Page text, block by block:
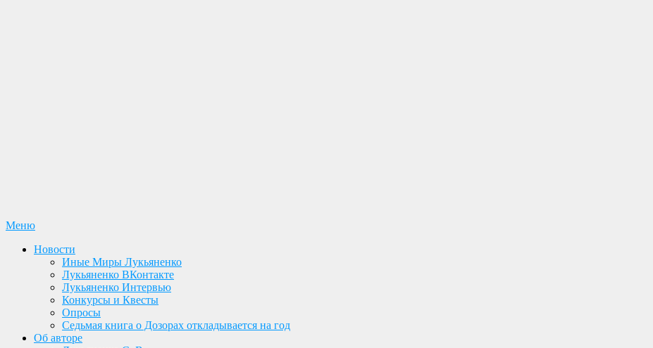
Перейти
содержимому
Меню
Новости
Иные Миры Лукьяненко
Лукьяненко ВКонтакте
Лукьяненко Интервью
Конкурсы и Квесты
Опросы
Седьмая книга о Дозорах откладывается на год
Об авторе